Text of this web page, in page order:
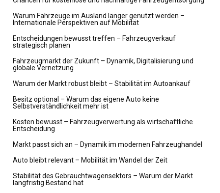
Warum Fahrzeuge im Ausland länger genutzt werden –
Internationale Perspektiven auf Mobilität
Entscheidungen bewusst treffen – Fahrzeugverkauf
strategisch planen
Fahrzeugmarkt der Zukunft – Dynamik, Digitalisierung und
globale Vernetzung
Warum der Markt robust bleibt – Stabilität im Autoankauf
Besitz optional – Warum das eigene Auto keine
Selbstverständlichkeit mehr ist
Kosten bewusst – Fahrzeugverwertung als wirtschaftliche
Entscheidung
Markt passt sich an – Dynamik im modernen Fahrzeughandel
Auto bleibt relevant – Mobilität im Wandel der Zeit
Stabilität des Gebrauchtwagensektors – Warum der Markt
langfristig Bestand hat